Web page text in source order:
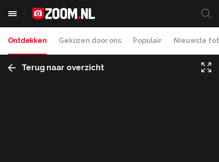
Ontdekken Gekozen door ons Populair Nieuwste
Terug naar overzicht